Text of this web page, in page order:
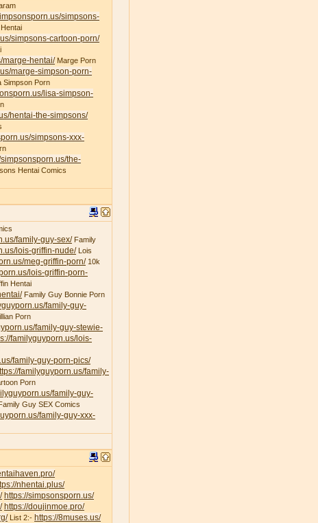
simpsons-
simpsons-cartoon-porn/
marge-hentai/Marge Porn
marge-simpson-porn-
Simpson Porn
lisa-simpson-
hentai-the-simpsons/
simpsons-xxx-
simpsonsporn.us/the-
Hentai Comics
family-guy-sex/Family
lois-griffin-nude/Lois
meg-griffin-porn/10k
lois-griffin-porn-
Hentai
Family Guy Bonnie Porn
family-guy-
Porn
family-guy-stewie-
familyguyporn.us/lois-
family-guy-porn-pics/
familyguyporn.us/family-
Porn
family-guy-
Guy SEX Comics
family-guy-xxx-
nhentai.plus/
https://simpsonsporn.us/
https://doujinmoe.pro/
List 2:- https://8muses.us/